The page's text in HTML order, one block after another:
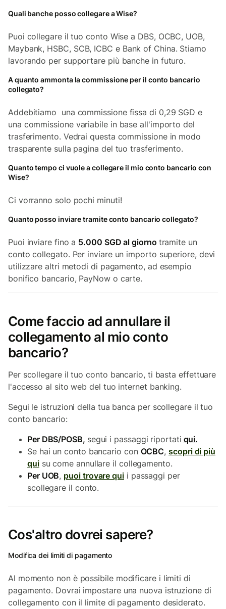
Quali banche posso collegare a Wise?
Puoi collegare il tuo conto Wise a DBS, OCBC, UOB,
Maybank, HSBC, SCB, ICBC e Bank of China. Stiamo
lavorando per supportare più banche in futuro.
A quanto ammonta la commissione per il conto bancario
collegato?
Addebitiamo una commissione fissa di 0,29 SGD e
una commissione variabile in base all'importo del
trasferimento. Vedrai questa commissione in modo
trasparente sulla pagina del tuo trasferimento.
Quanto tempo ci vuole a collegare il mio conto bancario con
Wise?
Ci vorranno solo pochi minuti!
Quanto posso inviare tramite conto bancario collegato?
Puoi inviare fino a 5.000 SGD al giorno tramite un
conto collegato. Per inviare un importo superiore, devi
utilizzare altri metodi di pagamento, ad esempio
bonifico bancario, PayNow o carte.
Come faccio ad annullare il
collegamento al mio conto
bancario?
Per scollegare il tuo conto bancario, ti basta effettuare
l'accesso al sito web del tuo internet banking.
Segui le istruzioni della tua banca per scollegare il tuo
conto bancario:
Per DBS/POSB, segui i passaggi riportati qui.
Se hai un conto bancario con OCBC,scopri di più
quisu come annullare il collegamento.
Per UOB, puoi trovare quii passaggi per
scollegare il conto.
Cos'altro dovrei sapere?
Modifica dei limiti di pagamento
Al momento non è possibile modificare i limiti di
pagamento. Dovrai impostare una nuova istruzione di
collegamento con il limite di pagamento desiderato.